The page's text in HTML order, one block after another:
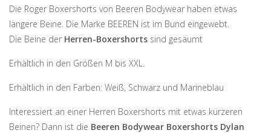
Die Roger Boxershorts von Beeren Bodywear haben etwas
längere Beine. Die Marke BEEREN ist im Bund eingewebt.
Die Beine der Herren-Boxershorts sind gesäumt
Erhältlich in den Größen M bis XXL.
Erhältlich in den Farben: Weiß, Schwarz und Marineblau
Interessiert an einer Herren Boxershorts mit etwas kürzeren
Beinen? Dann ist die Beeren Bodywear Boxershorts Dylan